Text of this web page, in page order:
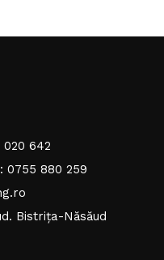
642
0755 880 259
Bistrița-Năsăud